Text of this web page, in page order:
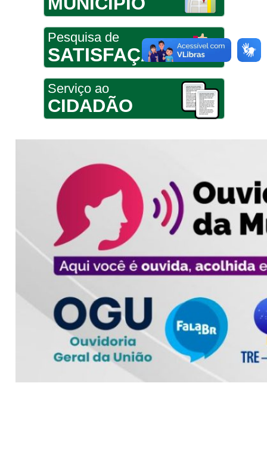
Pesquisa de
SATISFAÇÃO
Serviço ao
CIDADÃO